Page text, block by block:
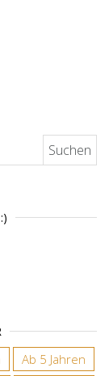
Ab 5 Jahren